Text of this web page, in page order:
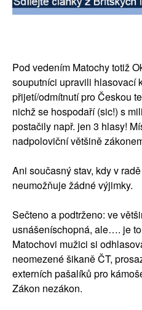
Pod vedením Matochy totiž
souputníci upravili hlasovací
přijetí/odmítnutí pro Českou
nichž se hospodaří (sic!) s
postačily např. jen 3 hlasy!
nadpoloviční většině
Ani současný stav, kdy v
neumožňuje žádné výjimky.
Sečteno a podtrženo: ve
usnášeníschopná, ale…. je
Matochovi mužici si
neomezené šikaně ČT,
externích pašalíků pro
Zákon nezákon.